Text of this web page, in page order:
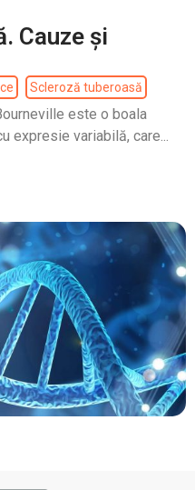
Cauze și
Scleroză tuberoasă
este o boala
expresie variabilă, care...